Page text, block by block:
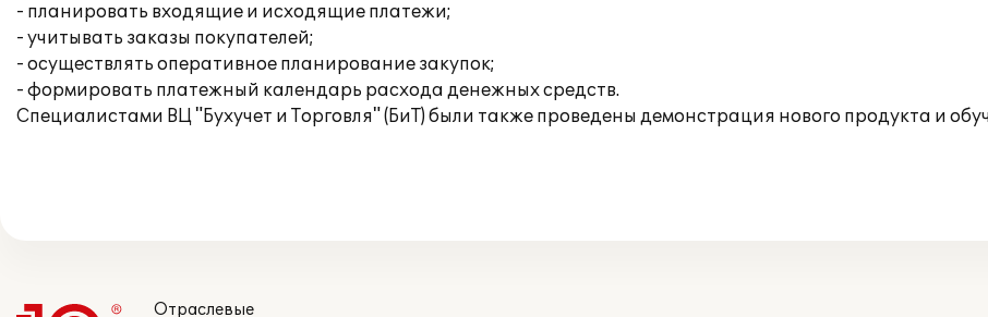
- планировать входящие и исходящие платежи;
- учитывать заказы покупателей;
- осуществлять оперативное планирование закупок;
- формировать платежный календарь расхода денежных средств.
Специалистами ВЦ "Бухучет и Торговля" (БиТ) были также проведены демонстрация нового продукта и
Отраслевые